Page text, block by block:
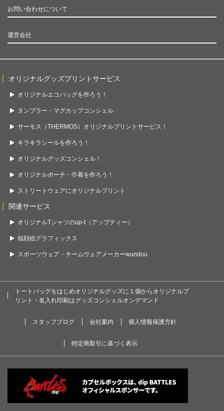
お問い合わせについて
運営会社
オリジナルグッズプリントサービス
オリジナルエコバッグを作ろう！
タンブラー・マグカップコンシェル
サーモス（THERMOS）オリジナルプリントサービス！
キラキラシールを作ろう！
オリジナルグッズコンシェル！
オリジナルポーチ・巾着を作ろう！
ストリートウェアにオリジナルプリント
関連サービス
オリジナルTシャツのup-t（アップティー）
似顔絵グラフィックス
スポーツウェア・チームウェアメーカーwundou
トートバッグをはじめオリジナルグッズに１個からオリジナルプ
リント・名入れ印刷はグッズコンシェルオンデマンド
スタッフブログ 会社案内 個人情報保護方針
特定商取引に基づく表示